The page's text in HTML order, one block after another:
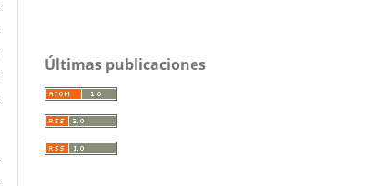
Últimas publicaciones